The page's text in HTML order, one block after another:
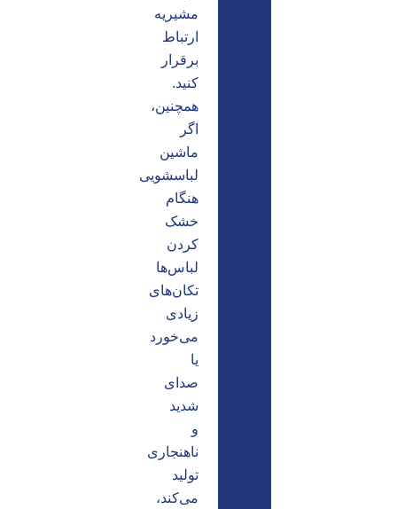
مشیریه
ارتباط
برقرار
کنید.
همچنین،
اگر
ماشین
لباسشویی
هنگام
خشک
کردن
لباس‌ها
تکان‌های
زیادی
می‌خورد
یا
صدای
شدید
و
ناهنجاری
تولید
می‌کند،